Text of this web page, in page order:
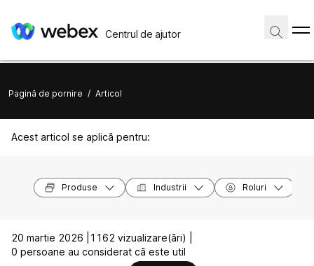
Centrul de ajutor
Pagină de pornire / Articol
Acest articol se aplică pentru:
Produse Industrii Roluri
20 martie 2026 |
1162 vizualizare(ări) |
0 persoane au considerat că este util